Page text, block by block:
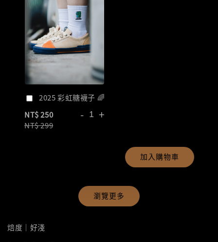
2025 彩虹糖襪子 🌈
NT$ 250
NT$ 299
- +
加入購物車
瀏覽更多
焙度｜好淺